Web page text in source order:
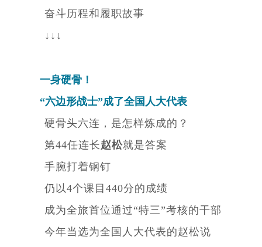
奋斗历程和履职故事
↓↓↓
一身硬骨 ！
“六边形战士”成了全国人大代表
硬骨头六连，是怎样炼成的？
第44任连长赵松就是答案
手腕打着钢钉
仍以4个课目440分的成绩
成为全旅首位通过“特三”考核的干部
今年当选为全国人大代表的赵松说